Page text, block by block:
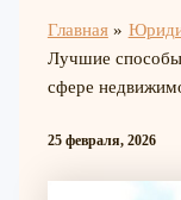
Главная
Лучшие способы
сфере
25 февраля, 2026